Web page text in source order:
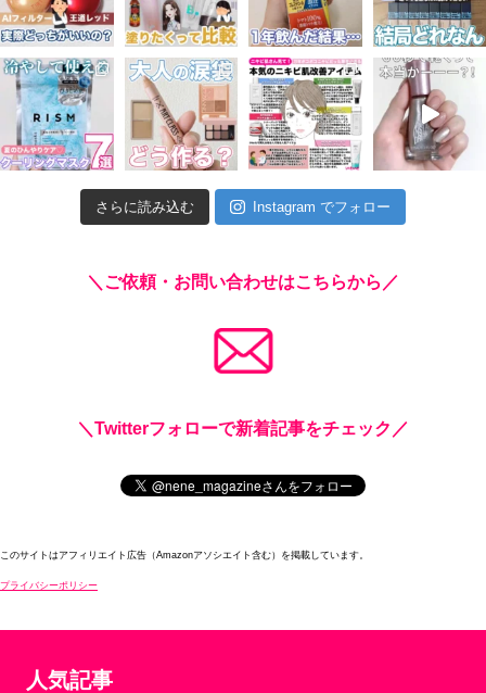
さらに読み込む Instagram でフォロー
＼ご依頼・お問い合わせはこちらから／
＼Twitterフォローで新着記事をチェック／
このサイトはアフィリエイト広告（Amazonアソシエイト含む）を掲載しています。
プライバシーポリシー
人気記事